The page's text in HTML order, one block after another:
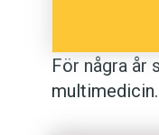
För några år